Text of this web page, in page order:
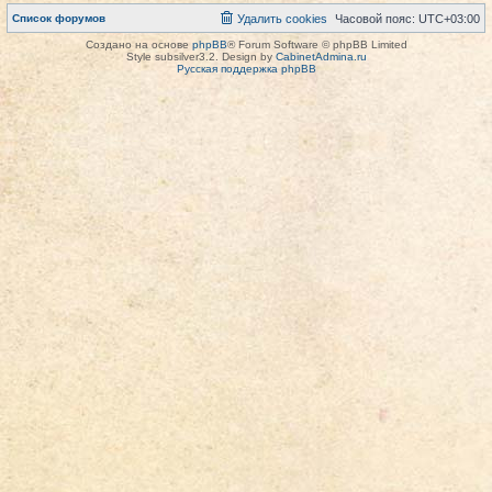
Список форумов Часовой пояс: UTC+03:00
Удалить cookies
Создано на основе phpBB® Forum Software © phpBB Limited
Style subsilver3.2. Design by CabinetAdmina.ru
Русская поддержка phpBB